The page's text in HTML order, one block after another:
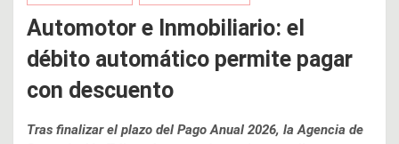
Automotor e Inmobiliario: el
débito automático permite pagar
con descuento
Tras finalizar el plazo del Pago Anual 2026, la Agencia de